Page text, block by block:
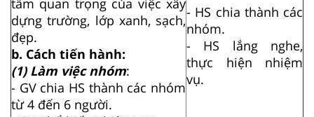
dựng trường, lớp xanh, sạch,
đẹp.
b. Cách tiến hành:
(1) Làm việc nhóm:
- GV chia HS thành các nhóm
từ 4 đến 6 người.
- HS chia thành các
nhóm.
- HS lắng nghe,
thực hiện nhiệm
vụ.